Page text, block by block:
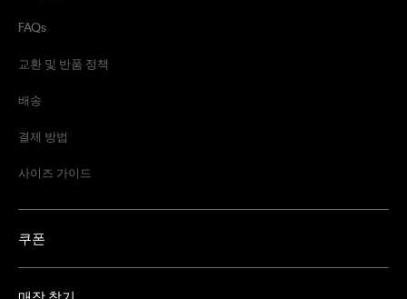
FAQs
교환 및 반품 정책
배송
결제 방법
사이즈 가이드
쿠폰